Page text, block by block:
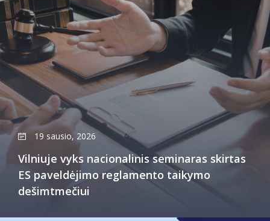
19 sausio, 2026
Vilniuje vyks nacionalinis seminaras skirtas
ES paveldėjimo reglamento taikymo
dešimtmečiui